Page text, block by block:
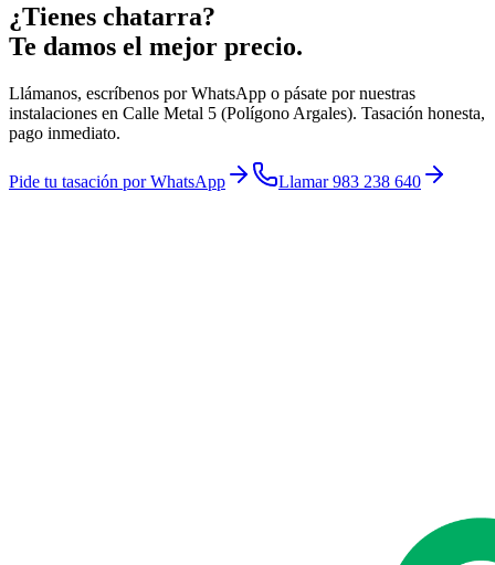
¿Tienes chatarra?
Te damos el mejor precio.
Llámanos, escríbenos por WhatsApp o pásate por nuestras
instalaciones en Calle Metal 5 (Polígono Argales). Tasación honesta,
pago inmediato.
Pide tu tasación por WhatsApp Llamar 983 238 640